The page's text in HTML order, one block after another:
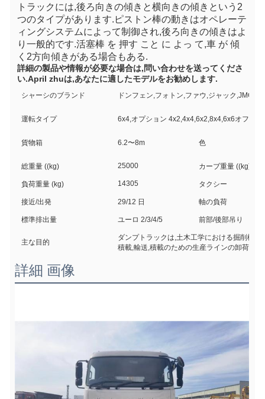
トラックには,後ろ向きの傾きと横向きの傾きという2
つのタイプがあります.ピストン棒の動きはオペレーテ
ィングシステムによって制御され,後ろ向きの傾きはよ
り一般的です.活塞棒 を 押す こと に よっ て,車 が 傾
く2方向傾きがある場合もある.
詳細の製品や情報が必要な場合は,問い合わせを送ってくださ
い.April zhuは,あなたに適したモデルをお勧めします.
シャーシのブランド ドンフェン,フォトン,ファウ,ジャック,JMC,
運転タイプ 6x4,オプション 4x2,4x4,6x2,8x4,6x6オフロー
貨物箱 6.2〜8m 色
総重量 ((kg) 25000 カーブ重量 ((kg)
負荷重量 (kg) 14305 タクシー
接近/出発 29/12 日 軸の負荷
標準排出量 ユーロ 2/3/4/5 前部/後部吊り
主な目的
ダンプトラックは,土木工学における掘削機,
積載,輸送,積載のための生産ラインの卸荷土
詳細 画像